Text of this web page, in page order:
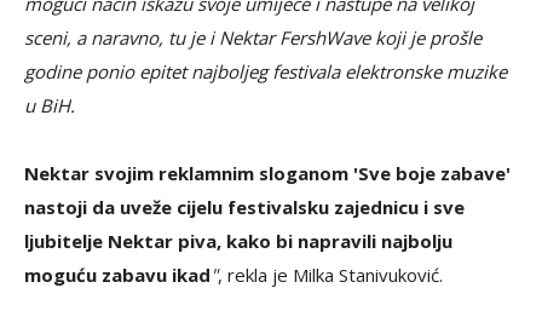
sceni, a naravno, tu je i Nektar FershWave koji je prošle
godine ponio epitet najboljeg festivala elektronske muzike
u BiH.
Nektar svojim reklamnim sloganom 'Sve boje zabave'
nastoji da uveže cijelu festivalsku zajednicu i sve
ljubitelje Nektar piva, kako bi napravili najbolju
moguću zabavu ikad ", rekla je Milka Stanivuković.